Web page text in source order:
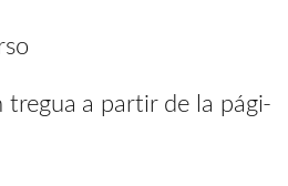
tregua a partir de la pági-